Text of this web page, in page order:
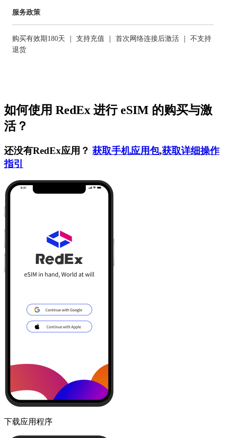
服务政策
购买有效期180天 ｜ 支持充值 ｜ 首次网络连接后激活 ｜ 不支持
退货
如何使用 RedEx 进行 eSIM 的购买与激
活？
还没有RedEx应用？ 获取手机应用包,获取详细操作
指引
下载应用程序